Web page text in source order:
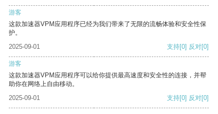
游客
这款加速器VPM应用程序已经为我们带来了无限的流畅体验和安全性保
护。
2025-09-01
支持[0] 反对[0]
游客
这款加速器VPM应用程序可以给你提供最高速度和安全性的连接，并帮
助你在网络上自由移动。
2025-09-01
支持[0] 反对[0]